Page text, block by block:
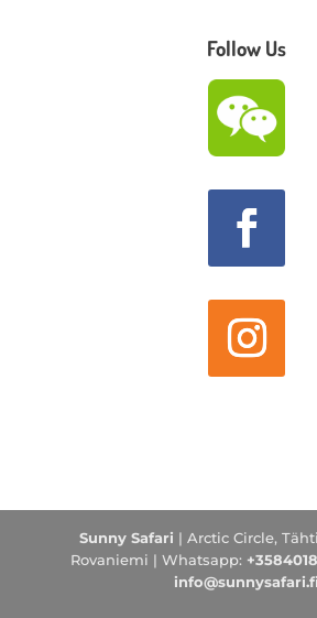
Follow Us
Sunny Safari | Arctic Circle,
Rovaniemi |Whatsapp:
info@sunnysafari.fi